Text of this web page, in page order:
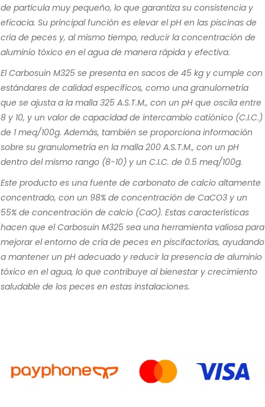
de partícula muy pequeño, lo que garantiza su consistencia y
eficacia. Su principal función es elevar el pH en las piscinas de
cría de peces y, al mismo tiempo, reducir la concentración de
aluminio tóxico en el agua de manera rápida y efectiva.
El Carbosuin M325 se presenta en sacos de 45 kg y cumple con
estándares de calidad específicos, como una granulometría
que se ajusta a la malla 325 A.S.T.M., con un pH que oscila entre
8 y 10, y un valor de capacidad de intercambio catiónico (C.I.C.)
de 1 meq/100g. Además, también se proporciona información
sobre su granulometría en la malla 200 A.S.T.M., con un pH
dentro del mismo rango (8-10) y un C.I.C. de 0.5 meq/100g.
Este producto es una fuente de carbonato de calcio altamente
concentrado, con un 98% de concentración de CaCO3 y un
55% de concentración de calcio (CaO). Estas características
hacen que el Carbosuin M325 sea una herramienta valiosa para
mejorar el entorno de cría de peces en piscifactorías, ayudando
a mantener un pH adecuado y reducir la presencia de aluminio
tóxico en el agua, lo que contribuye al bienestar y crecimiento
saludable de los peces en estas instalaciones.